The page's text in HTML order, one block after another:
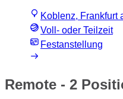
Koblenz, Frankfurt
Voll- oder Teilzeit
Festanstellung
Remote - 2